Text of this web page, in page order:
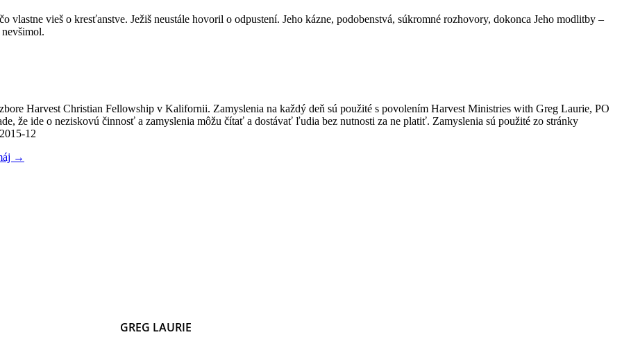
vieš o kresťanstve. Ježiš neustále hovoril o odpustení. Jeho kázne, podobenstvá, súkromné rozhovory, dokonca Jeho modlitby –
Harvest Christian Fellowship v Kalifornii. Zamyslenia na každý deň sú použité s povolením Harvest Ministries with Greg Laurie, PO
že ide o neziskovú činnosť a zamyslenia môžu čítať a dostávať ľudia bez nutnosti za ne platiť. Zamyslenia sú použité zo stránky
12
→
GREG LAURIE